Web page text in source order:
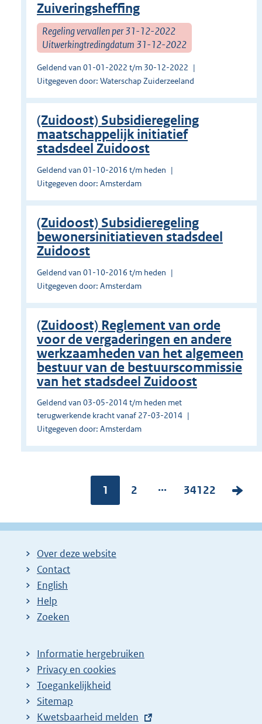
Zuiveringsheffing
Regeling vervallen per 31-12-2022
Uitwerkingtredingdatum 31-12-2022
Geldend van 01-01-2022 t/m 30-12-2022
Uitgegeven door: Waterschap Zuiderzeeland
(Zuidoost) Subsidieregeling
maatschappelijk initiatief
stadsdeel Zuidoost
Geldend van 01-10-2016 t/m heden
Uitgegeven door: Amsterdam
(Zuidoost) Subsidieregeling
bewonersinitiatieven stadsdeel
Zuidoost
Geldend van 01-10-2016 t/m heden
Uitgegeven door: Amsterdam
(Zuidoost) Reglement van orde
voor de vergaderingen en andere
werkzaamheden van het algemeen
bestuur van de bestuurscommissie
van het stadsdeel Zuidoost
Geldend van 03-05-2014 t/m heden met
terugwerkende kracht vanaf 27-03-2014
Uitgegeven door: Amsterdam
Pagina:
1
P
g
2 ...
P
g
34122
V
l
Over deze website
Contact
English
Help
Zoeken
Informatie hergebruiken
Privacy en cookies
Toegankelijkheid
Sitemap
E
Kwetsbaarheid melden